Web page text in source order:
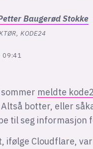
Baugerød Stokke
KODE24
09:41
meldte
Altså botter, eller
til seg informasjon
ifølge Cloudflare,